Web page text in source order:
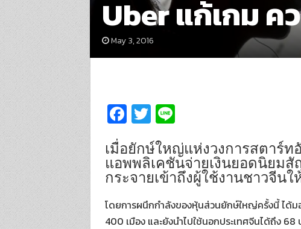
Uber แก้เกม
May 3, 2016
Fa
ce
b
o
o
k
T
wi
tt
er
Li
n
e
เมื่อยักษ์ใหญ่แห่งวงการสตาร์ท
แอพพลิเคชันจ่ายเงินยอดนิยม
กระจายเข้าถึงผู้ใช้งานชาวจีน
โดยการผนึกกำลังของหุ้นส่วนยักษ์ใหญ่ครั้งนี้ ได้ม
400 เมือง และยังนำไปใช้นอกประเทศจีนได้ถึง 68